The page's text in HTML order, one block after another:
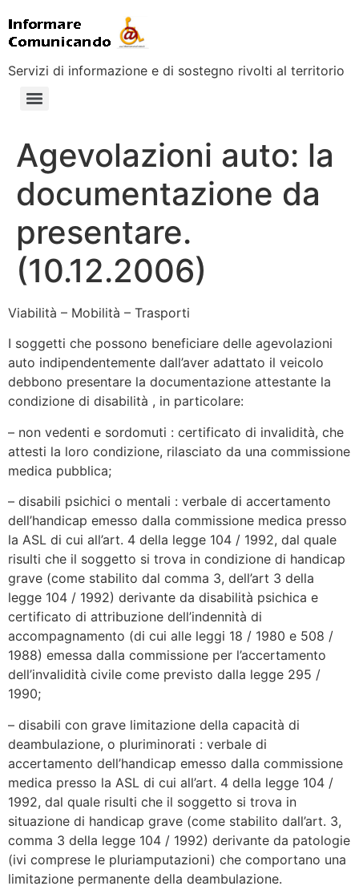
Servizi di informazione e di sostegno rivolti al territorio
Agevolazioni auto: la
documentazione da
presentare.
(10.12.2006)
Viabilità – Mobilità – Trasporti
I soggetti che possono beneficiare delle agevolazioni
auto indipendentemente dall’aver adattato il veicolo
debbono presentare la documentazione attestante la
condizione di disabilità , in particolare:
– non vedenti e sordomuti : certificato di invalidità, che
attesti la loro condizione, rilasciato da una commissione
medica pubblica;
– disabili psichici o mentali : verbale di accertamento
dell’handicap emesso dalla commissione medica presso
la ASL di cui all’art. 4 della legge 104 / 1992, dal quale
risulti che il soggetto si trova in condizione di handicap
grave (come stabilito dal comma 3, dell’art 3 della
legge 104 / 1992) derivante da disabilità psichica e
certificato di attribuzione dell’indennità di
accompagnamento (di cui alle leggi 18 / 1980 e 508 /
1988) emessa dalla commissione per l’accertamento
dell’invalidità civile come previsto dalla legge 295 /
1990;
– disabili con grave limitazione della capacità di
deambulazione, o pluriminorati : verbale di
accertamento dell’handicap emesso dalla commissione
medica presso la ASL di cui all’art. 4 della legge 104 /
1992, dal quale risulti che il soggetto si trova in
situazione di handicap grave (come stabilito dall’art. 3,
comma 3 della legge 104 / 1992) derivante da patologie
(ivi comprese le pluriamputazioni) che comportano una
limitazione permanente della deambulazione.